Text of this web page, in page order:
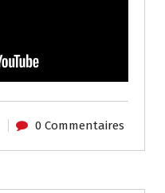
0 Commentaires